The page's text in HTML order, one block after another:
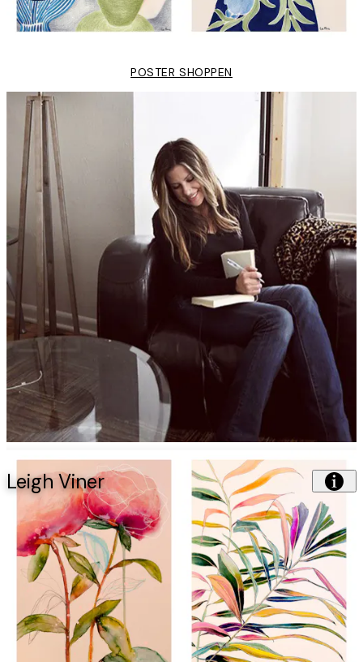
POSTER SHOPPEN
Leigh Viner